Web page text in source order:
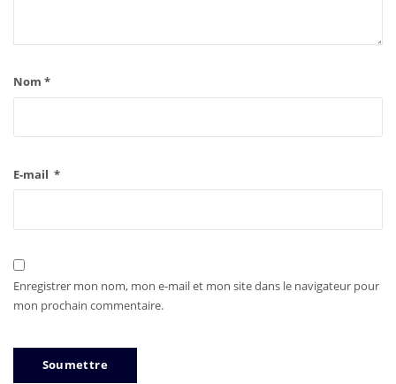
Nom *
E-mail *
Enregistrer mon nom, mon e-mail et mon site dans le navigateur pour
mon prochain commentaire.